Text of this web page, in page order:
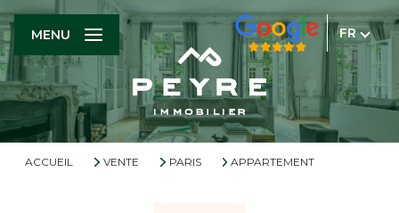
FR
MENU
ACCUEIL VENTE PARIS APPARTEMENT